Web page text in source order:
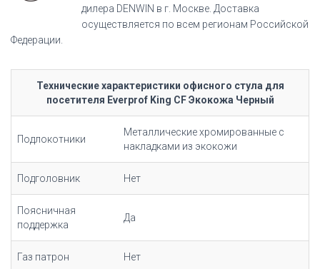
дилера DENWIN в г. Москве. Доставка
осуществляется по всем регионам Российской
Федерации.
Технические характеристики офисного стула для
посетителя Everprof King CF Экокожа Черный
Подлокотники
Металлические хромированные с
накладками из экокожи
Подголовник Нет
Поясничная
поддержка
Да
Газ патрон Нет